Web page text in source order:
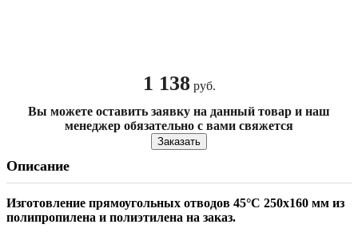
1 138 руб.
Вы можете оставить заявку на данный товар и наш
менеджер обязательно с вами свяжется
Заказать
Описание
Изготовление прямоугольных отводов 45°С 250х160 мм из
полипропилена и полиэтилена на заказ.